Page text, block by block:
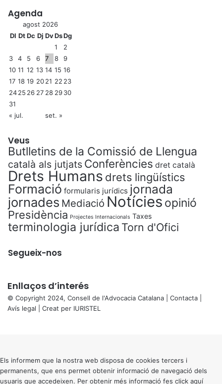
Agenda
agost 2026
Dl DtDc Dj DvDsDg
1
2
3
4 5 6 7 8
9
10 11 12 13 14 15 16
17 18 19 2021 22 23
2425 26 27 28 2930
31
« jul.
set. »
Veus
Butlletins de la Comissió de Llengua
català als jutjats Conferències dret català
Drets Humans drets lingüístics
Formació formularis jurídics jornada
jornades Mediació Notícies opinió
Presidència Projectes Internacionals Taxes
terminologia jurídica Torn d'Ofici
Segueix-nos
Enllaços d’interés
© Copyright 2024, Consell de l'Advocacia Catalana | Contacta
Avís legal | Creat per IURISTEL
button
Els informem que la nostra web disposa de cookies tercers i
permanents, que ens permet obtenir informació de navegació dels
usuaris que accedeixen. Per obtenir més informació fes click aquí